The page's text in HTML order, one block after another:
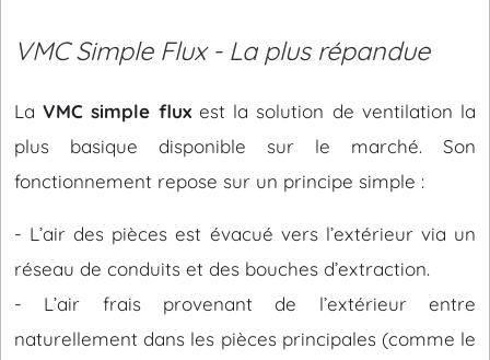
VMC Simple Flux - La plus répandue
LaVMC simple fluxest la solution de ventilation la
plus basique disponible sur le marché. Son
fonctionnement repose sur un principe simple :
- L’air des pièces est évacué vers l’extérieur via un
réseau de conduits et des bouches d’extraction.
- L’air frais provenant de l’extérieur entre
naturellement dans les pièces principales (comme le